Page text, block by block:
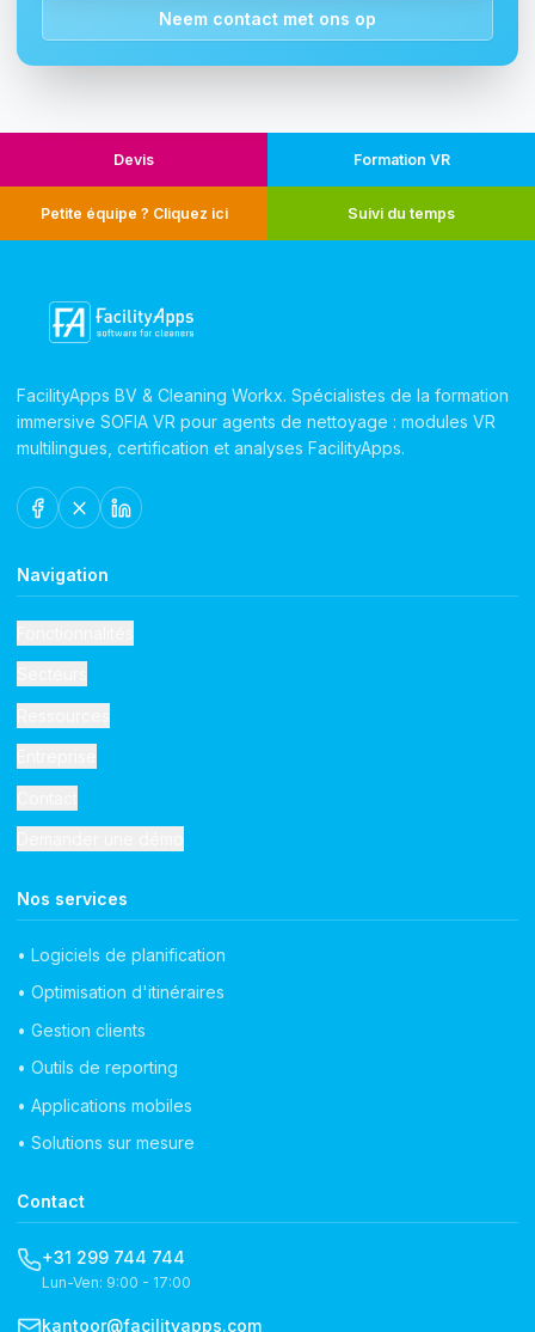
Neem contact met ons op
Devis Formation VR
Petite équipe ? Cliquez ici Suivi du temps
FacilityApps BV & Cleaning Workx. Spécialistes de la formation
immersive SOFIA VR pour agents de nettoyage : modules VR
multilingues, certification et analyses FacilityApps.
Navigation
Nos services
• Logiciels de planification
• Optimisation d'itinéraires
• Gestion clients
• Outils de reporting
• Applications mobiles
• Solutions sur mesure
Contact
+31 299 744 744
Lun-Ven: 9:00 - 17:00
kantoor@facilityapps.com